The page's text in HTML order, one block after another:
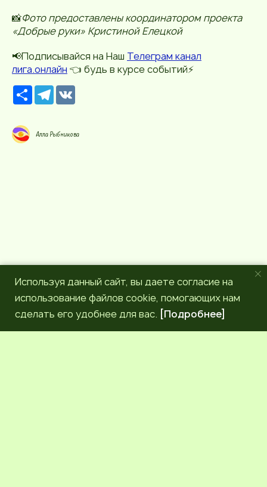
📸Фото предоставлены координатором проекта
«Добрые руки» Кристиной Елецкой
📢Подписывайся на Наш Телеграм канал
лига.онлайн 👈 будь в курсе событий⚡️
Р
е
р
с
T
e
g
r
Алла Рыбникова
Используя данный сайт, вы даете согласие на
использование файлов cookie, помогающих нам
сделать его удобнее для вас. [Подробнее]